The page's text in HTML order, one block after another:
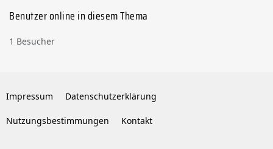
Benutzer online in diesem Thema
1 Besucher
Impressum Datenschutzerklärung
Nutzungsbestimmungen Kontakt